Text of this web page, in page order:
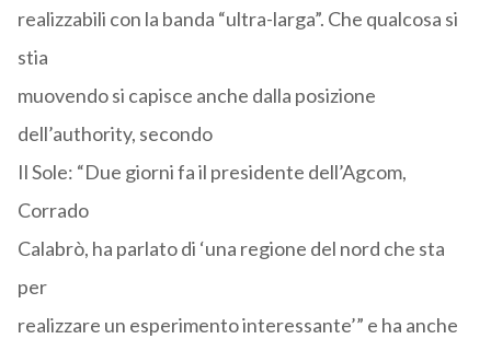
realizzabili con la banda “ultra-larga”. Che qualcosa si
stia
muovendo si capisce anche dalla posizione
dell’authority, secondo
Il Sole: “Due giorni fa il presidente dell’Agcom,
Corrado
Calabrò, ha parlato di ‘una regione del nord che sta
per
realizzare un esperimento interessante’” e ha anche